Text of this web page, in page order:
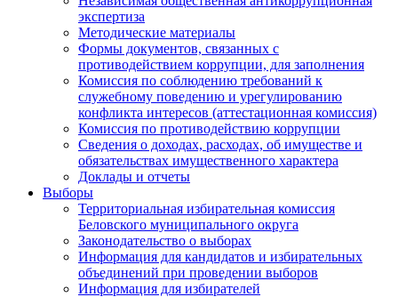
экспертиза
Методические материалы
Формы документов, связанных с
противодействием коррупции, для заполнения
Комиссия по соблюдению требований к
служебному поведению и урегулированию
конфликта интересов (аттестационная комиссия)
Комиссия по противодействию коррупции
Сведения о доходах, расходах, об имуществе и
обязательствах имущественного характера
Доклады и отчеты
Выборы
Территориальная избирательная комиссия
Беловского муниципального округа
Законодательство о выборах
Информация для кандидатов и избирательных
объединений при проведении выборов
Информация для избирателей